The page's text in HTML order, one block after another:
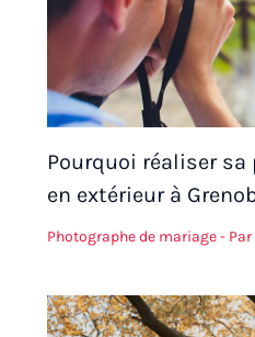
Pourquoi réaliser
en extérieur à
Photographe de mariage- Par